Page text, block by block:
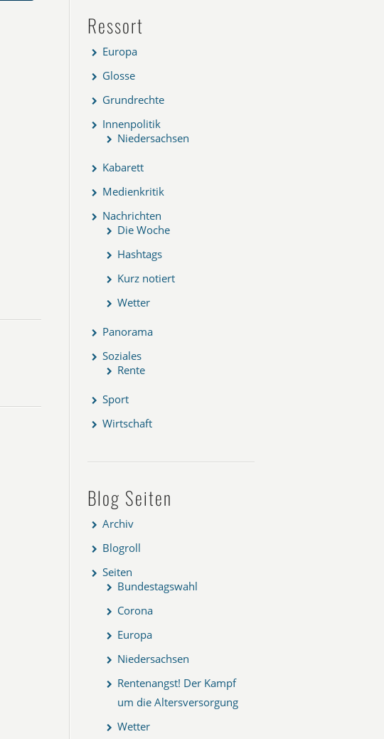
Ressort
Europa
Glosse
Grundrechte
Innenpolitik
Niedersachsen
Kabarett
Medienkritik
Nachrichten
Die Woche
Hashtags
Kurz notiert
Wetter
Panorama
Soziales
Rente
Sport
Wirtschaft
Blog Seiten
Archiv
Blogroll
Seiten
Bundestagswahl
Corona
Europa
Niedersachsen
Rentenangst! Der Kampf
um die Altersversorgung
Wetter